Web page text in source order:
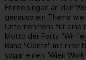
Erinnerungen an den
genauso ein Thema
Unternehmens für eine
Motto der Party "Wir
Band "Gentz" mit ihrer
sogar einen "Wien